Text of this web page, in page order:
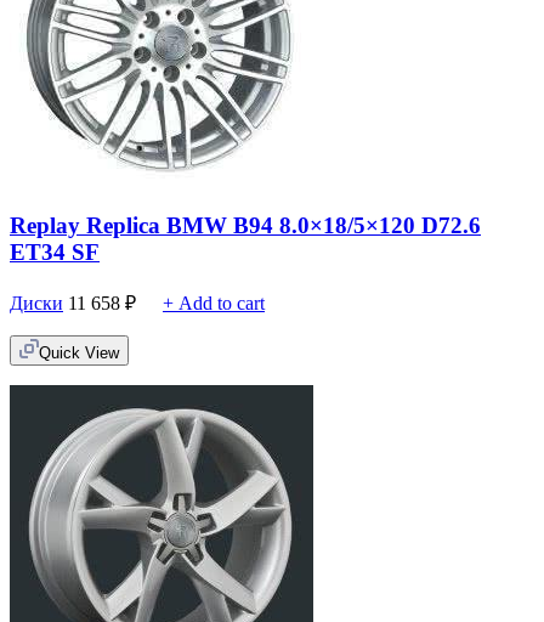
Replay Replica BMW B94 8.0×18/5×120 D72.6
ET34 SF
Диски 11 658 ₽ + Add to cart
Quick View